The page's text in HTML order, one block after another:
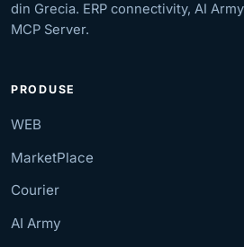
din Grecia. ERP connectivity, AI
MCP Server.
PRODUSE
WEB
MarketPlace
Courier
AI Army